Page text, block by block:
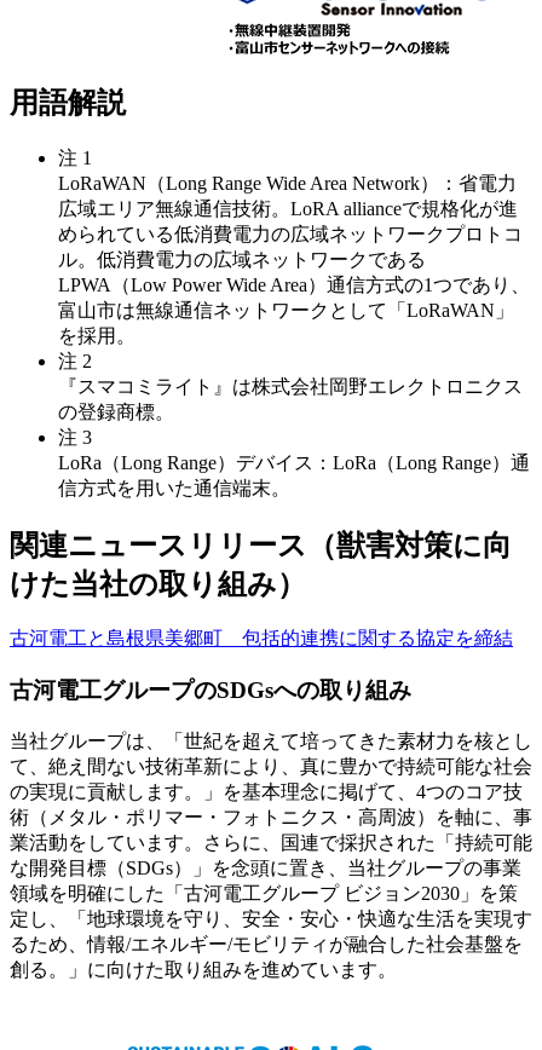
用語解説
注 1
LoRaWAN（Long Range Wide Area Network）：省電⼒
広域エリア無線通信技術。LoRA allianceで規格化が進
められている低消費電力の広域ネットワークプロトコ
ル。低消費電力の広域ネットワークである
LPWA（Low Power Wide Area）通信方式の1つであり、
富山市は無線通信ネットワークとして「LoRaWAN」
を採用。
注 2
『スマコミライト』は株式会社岡野エレクトロニクス
の登録商標。
注 3
LoRa（Long Range）デバイス：LoRa（Long Range）通
信方式を用いた通信端末。
関連ニュースリリース（獣害対策に向
けた当社の取り組み）
古河電工と島根県美郷町 包括的連携に関する協定を締結
古河電工グループのSDGsへの取り組み
当社グループは、「世紀を超えて培ってきた素材力を核とし
て、絶え間ない技術革新により、真に豊かで持続可能な社会
の実現に貢献します。」を基本理念に掲げて、4つのコア技
術（メタル・ポリマー・フォトニクス・高周波）を軸に、事
業活動をしています。さらに、国連で採択された「持続可能
な開発目標（SDGs）」を念頭に置き、当社グループの事業
領域を明確にした「古河電工グループ ビジョン2030」を策
定し、「地球環境を守り、安全・安心・快適な生活を実現す
るため、情報/エネルギー/モビリティが融合した社会基盤を
創る。」に向けた取り組みを進めています。